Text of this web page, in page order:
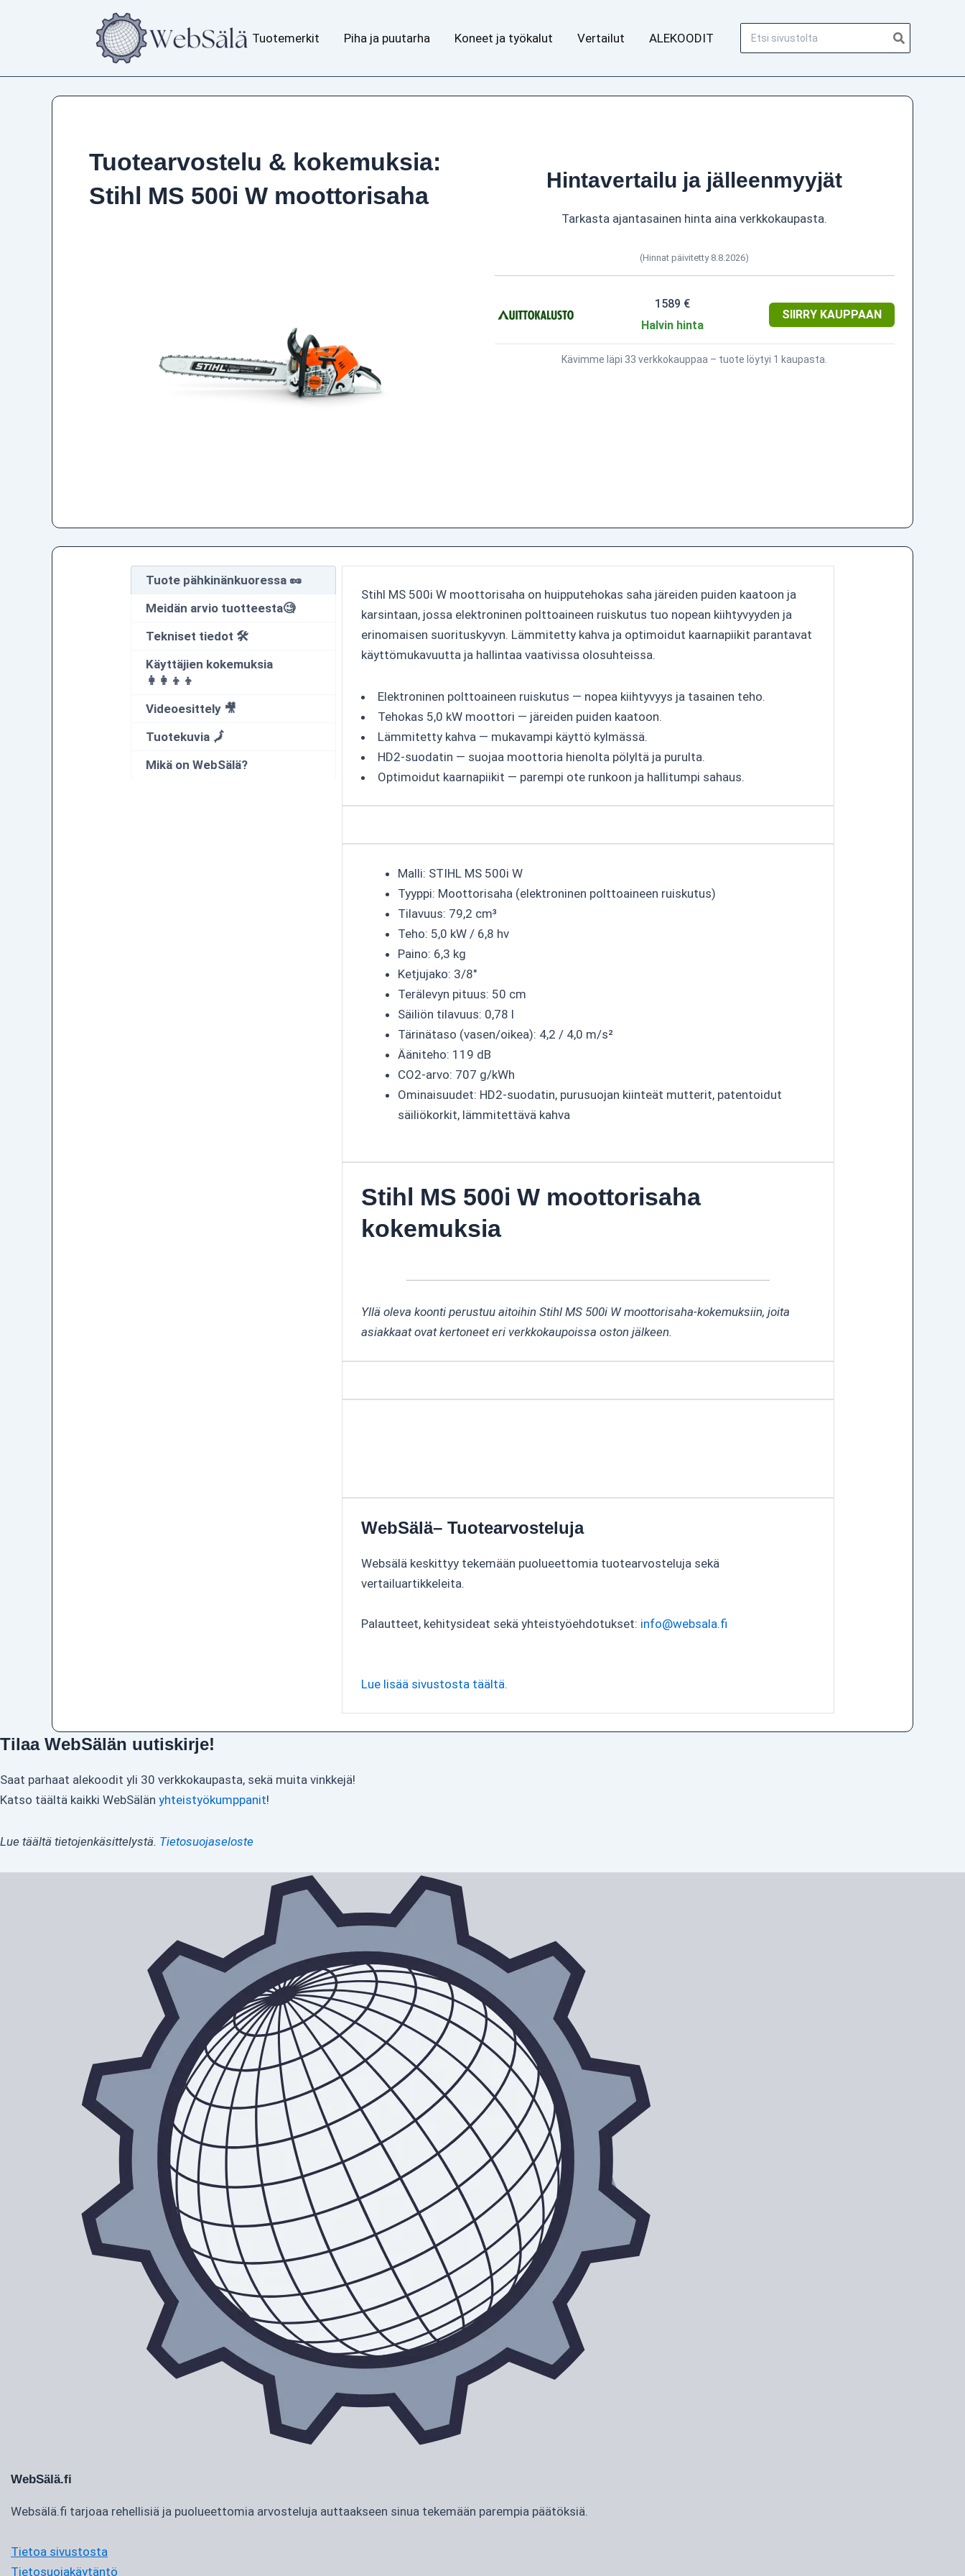
Tuotemerkit Piha ja puutarha Koneet ja työkalut Vertailut ALEKOODIT
Tuotearvostelu & kokemuksia:
Stihl MS 500i W moottorisaha
Hintavertailu ja jälleenmyyjät
Tarkasta ajantasainen hinta aina verkkokaupasta.
(Hinnat päivitetty 8.8.2026)
1589 €
Halvin hinta
SIIRRY KAUPPAAN
Kävimme läpi 33 verkkokauppaa – tuote löytyi 1 kaupasta.
Tuote pähkinänkuoressa 🥜
Meidän arvio tuotteesta🧐
Tekniset tiedot 🛠
Käyttäjien kokemuksia
👩‍👩‍👦‍👦
Videoesittely 🎥
Tuotekuvia 🗾
Mikä on WebSälä?
Stihl MS 500i W moottorisaha on huipputehokas saha järeiden puiden kaatoon ja
karsintaan, jossa elektroninen polttoaineen ruiskutus tuo nopean kiihtyvyyden ja
erinomaisen suorituskyvyn. Lämmitetty kahva ja optimoidut kaarnapiikit parantavat
käyttömukavuutta ja hallintaa vaativissa olosuhteissa.
Elektroninen polttoaineen ruiskutus — nopea kiihtyvyys ja tasainen teho.
Tehokas 5,0 kW moottori — järeiden puiden kaatoon.
Lämmitetty kahva — mukavampi käyttö kylmässä.
HD2-suodatin — suojaa moottoria hienolta pölyltä ja purulta.
Optimoidut kaarnapiikit — parempi ote runkoon ja hallitumpi sahaus.
Malli: STIHL MS 500i W
Tyyppi: Moottorisaha (elektroninen polttoaineen ruiskutus)
Tilavuus: 79,2 cm³
Teho: 5,0 kW / 6,8 hv
Paino: 6,3 kg
Ketjujako: 3/8"
Terälevyn pituus: 50 cm
Säiliön tilavuus: 0,78 l
Tärinätaso (vasen/oikea): 4,2 / 4,0 m/s²
Ääniteho: 119 dB
CO2-arvo: 707 g/kWh
Ominaisuudet: HD2-suodatin, purusuojan kiinteät mutterit, patentoidut
säiliökorkit, lämmitettävä kahva
Stihl MS 500i W moottorisaha
kokemuksia
Yllä oleva koonti perustuu aitoihin Stihl MS 500i W moottorisaha-kokemuksiin, joita
asiakkaat ovat kertoneet eri verkkokaupoissa oston jälkeen.
WebSälä– Tuotearvosteluja
Websälä keskittyy tekemään puolueettomia tuotearvosteluja sekä
vertailuartikkeleita.
Palautteet, kehitysideat sekä yhteistyöehdotukset: info@websala.fi
Lue lisää sivustosta täältä.
Tilaa WebSälän uutiskirje!
Saat parhaat alekoodit yli 30 verkkokaupasta, sekä muita vinkkejä!
Katso täältä kaikki WebSälän yhteistyökumppanit!
Lue täältä tietojenkäsittelystä. Tietosuojaseloste
WebSälä.fi
Websälä.fi tarjoaa rehellisiä ja puolueettomia arvosteluja auttaakseen sinua tekemään parempia päätöksiä.
Tietoa sivustosta
Tietosuojakäytäntö